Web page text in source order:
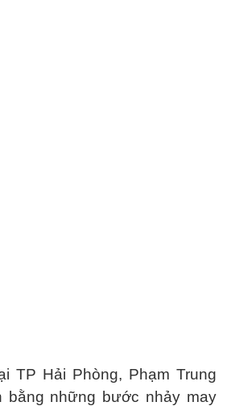
TP Hải Phòng, Phạm Trung
bằng những bước nhảy may